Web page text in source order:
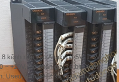
kênh ngõ vào Analog 0-5V, 1-5V,
~ +10V. Độ phân giải 16 bit. Xuất
Used, mới 90-95%, nguyên zin.